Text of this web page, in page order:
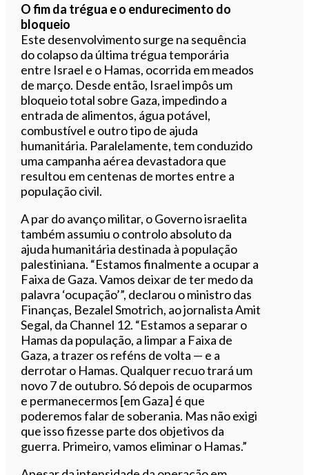
O fim da trégua e o endurecimento do
bloqueio
Este desenvolvimento surge na sequência
do colapso da última trégua temporária
entre Israel e o Hamas, ocorrida em meados
de março. Desde então, Israel impôs um
bloqueio total sobre Gaza, impedindo a
entrada de alimentos, água potável,
combustível e outro tipo de ajuda
humanitária. Paralelamente, tem conduzido
uma campanha aérea devastadora que
resultou em centenas de mortes entre a
população civil.
A par do avanço militar, o Governo israelita
também assumiu o controlo absoluto da
ajuda humanitária destinada à população
palestiniana. “Estamos finalmente a ocupar a
Faixa de Gaza. Vamos deixar de ter medo da
palavra ‘ocupação’”, declarou o ministro das
Finanças, Bezalel Smotrich, ao jornalista Amit
Segal, da Channel 12. “Estamos a separar o
Hamas da população, a limpar a Faixa de
Gaza, a trazer os reféns de volta — e a
derrotar o Hamas. Qualquer recuo trará um
novo 7 de outubro. Só depois de ocuparmos
e permanecermos [em Gaza] é que
poderemos falar de soberania. Mas não exigi
que isso fizesse parte dos objetivos da
guerra. Primeiro, vamos eliminar o Hamas.”